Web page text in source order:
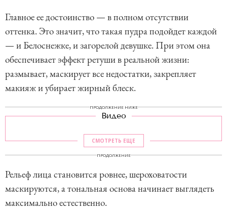
Главное ее достоинство — в полном отсутствии
оттенка. Это значит, что такая пудра подойдет каждой
— и Белоснежке, и загорелой девушке. При этом она
обеспечивает эффект ретуши в реальной жизни:
размывает, маскирует все недостатки, закрепляет
макияж и убирает жирный блеск.
ПРОДОЛЖЕНИЕ НИЖЕ
Видео
СМОТРЕТЬ ЕЩЕ
ПРОДОЛЖЕНИЕ
Рельеф лица становится ровнее, шероховатости
маскируются, а тональная основа начинает выглядеть
максимально естественно.